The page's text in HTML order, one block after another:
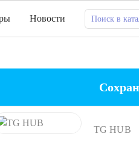
Новости
TG HUB